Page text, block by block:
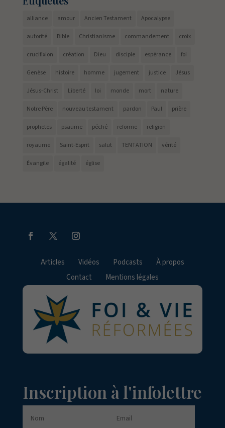
alliance amour Ancien Testament Apocalypse
autorité Bible Christianisme commandement croix
crucifixion création Dieu disciple espérance foi
Genèse histoire homme jugement justice Jésus
Jésus-Christ Liberté loi monde mort nature
Notre Père nouveau testament pardon Paul prière
prophetes psaume péché reforme religion
royaume Saint-Esprit salut TENTATION vérité
Évangile égalité église
Articles Vidéos Podcasts
À propos
Contact
Mentions légales
Inscription à l'infolettre